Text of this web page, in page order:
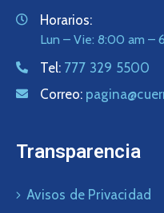
Horarios:
Lun – Vie: 8:00 am –
Tel: 777 329 5500
Correo:
Transparencia
Avisos de Privacidad